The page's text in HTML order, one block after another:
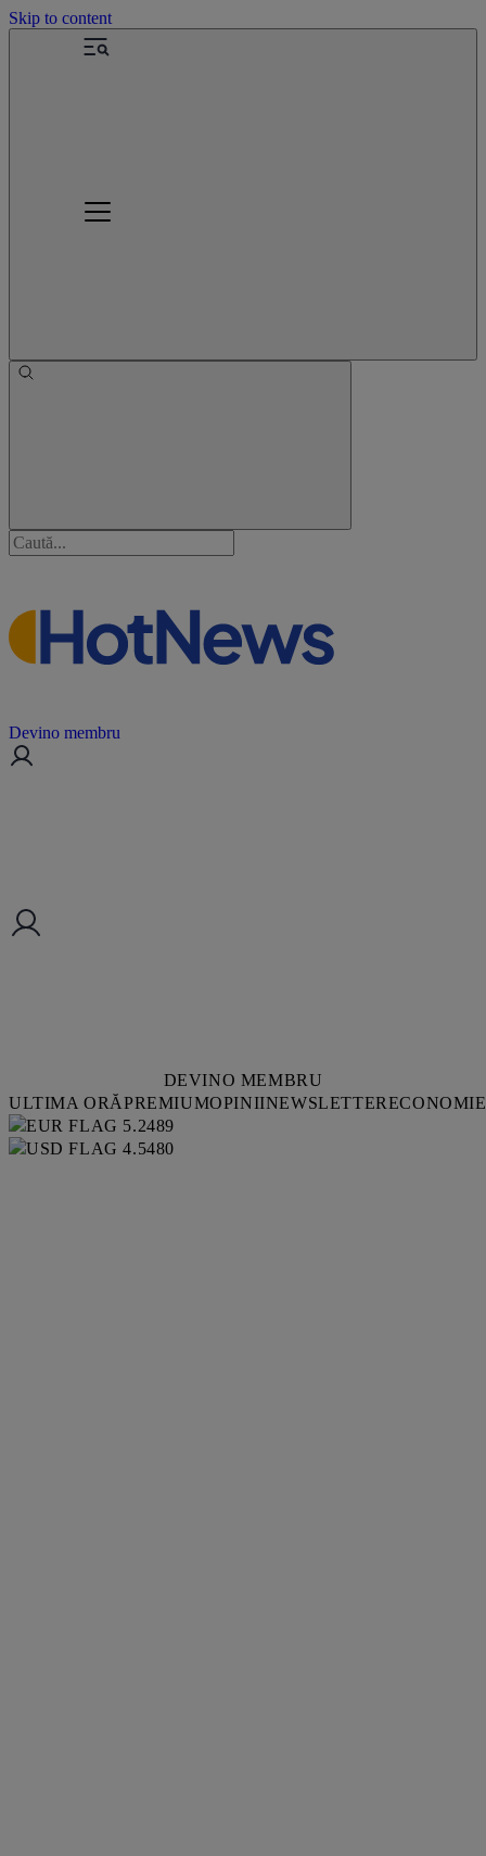
Skip to content
Devino membru
DEVINO MEMBRU
ULTIMA ORĂPREMIUMOPINIINEWSLETTERECONOMIE
5.2489
4.5480